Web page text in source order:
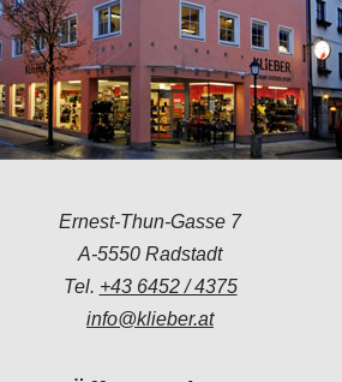
Ernest-Thun-Gasse 7
A-5550 Radstadt
Tel. +43 6452 / 4375
info@klieber.at